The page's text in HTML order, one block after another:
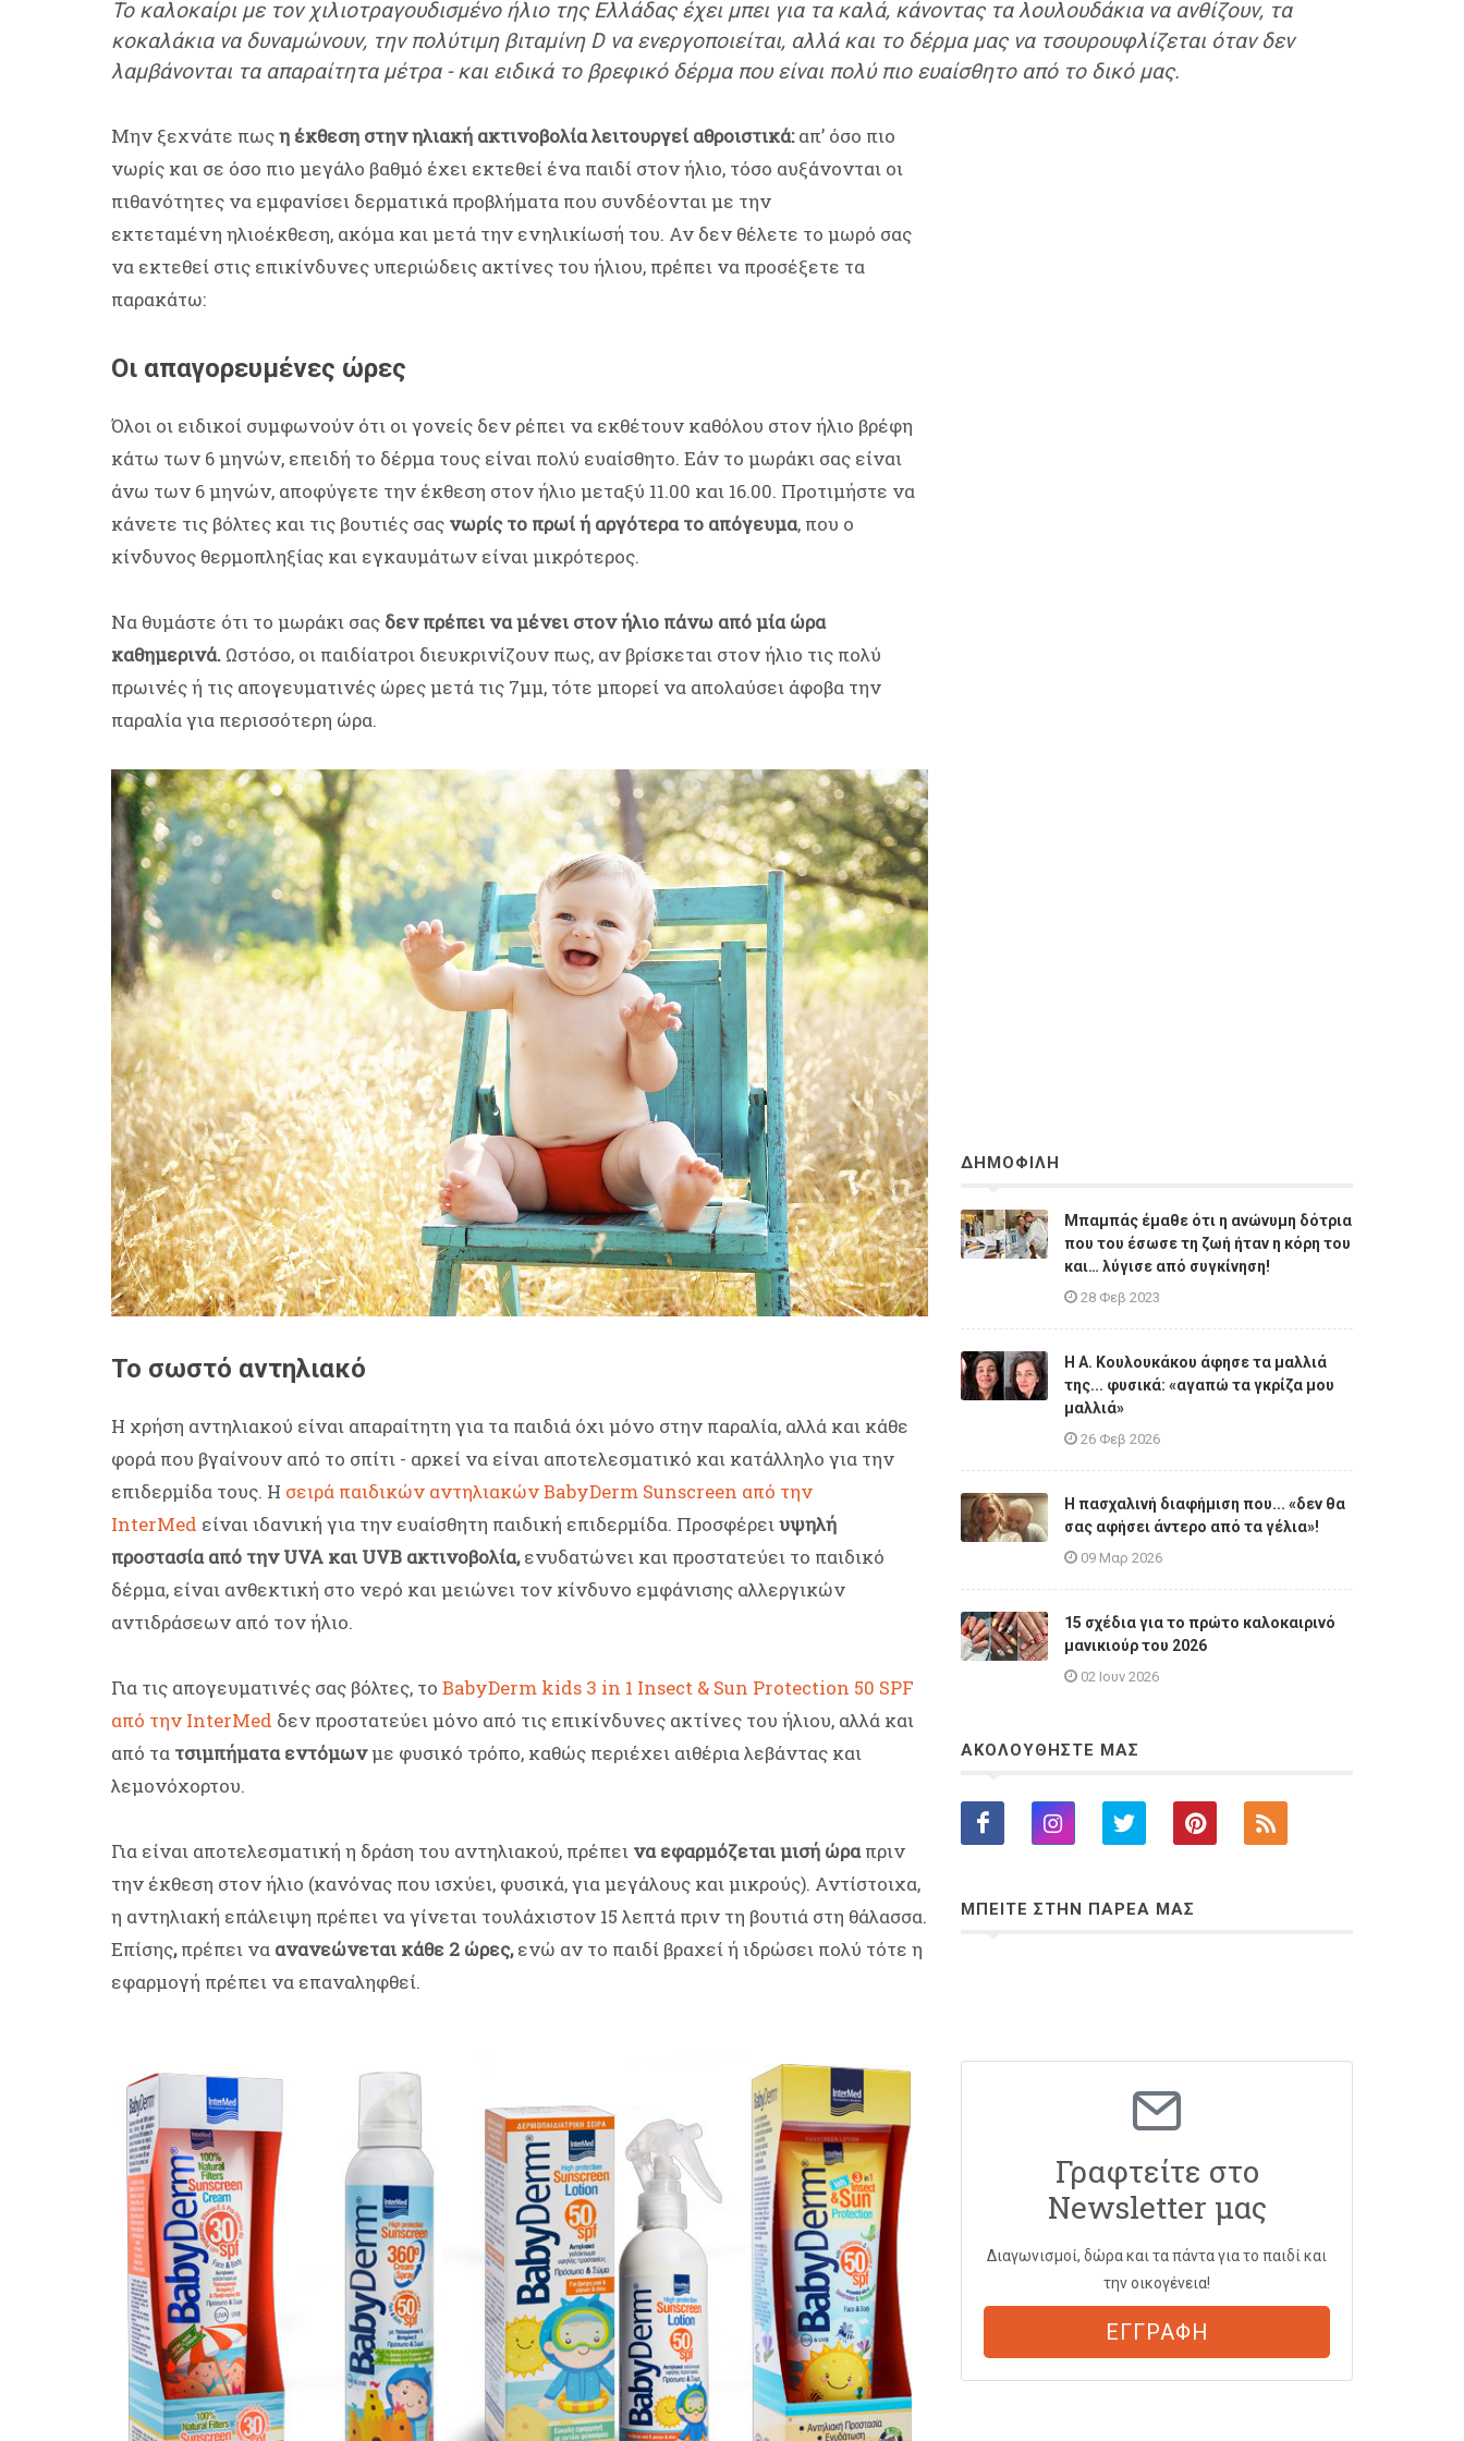
Το καλοκαίρι με τον χιλιοτραγουδισμένο ήλιο της Ελλάδας έχει μπει για τα καλά, κάνοντας τα λουλουδάκια να ανθίζουν, τα
κοκαλάκια να δυναμώνουν, την πολύτιμη βιταμίνη D να ενεργοποιείται, αλλά και το δέρμα μας να τσουρουφλίζεται όταν δεν
λαμβάνονται τα απαραίτητα μέτρα - και ειδικά το βρεφικό δέρμα που είναι πολύ πιο ευαίσθητο από το δικό μας.
Μην ξεχνάτε πωςη έκθεση στην ηλιακή ακτινοβολία λειτουργεί αθροιστικά:απ’ όσο πιο
νωρίς και σε όσο πιο μεγάλο βαθμό έχει εκτεθεί ένα παιδί στον ήλιο, τόσο αυξάνονται οι
πιθανότητες να εμφανίσει δερματικά προβλήματα που συνδέονται με την
εκτεταμένη ηλιοέκθεση, ακόμα και μετά την ενηλικίωσή του. Αν δεν θέλετε το μωρό σας
να εκτεθεί στις επικίνδυνες υπεριώδεις ακτίνες του ήλιου, πρέπει να προσέξετε τα
παρακάτω:
Οι απαγορευμένες ώρες
Όλοι οι ειδικοί συμφωνούν ότι οι γονείς δεν ρέπει να εκθέτουν καθόλου στον ήλιο βρέφη
κάτω των 6 μηνών, επειδή το δέρμα τους είναι πολύ ευαίσθητο. Εάν το μωράκι σας είναι
άνω των 6 μηνών, αποφύγετε την έκθεση στον ήλιο μεταξύ 11.00 και 16.00. Προτιμήστε να
κάνετε τις βόλτες και τις βουτιές σας νωρίς το πρωί ή αργότερα το απόγευμα, που ο
κίνδυνος θερμοπληξίας και εγκαυμάτων είναι μικρότερος.
Να θυμάστε ότι το μωράκι σας δεν πρέπει να μένει στον ήλιο πάνω από μία ώρα
καθημερινά. Ωστόσο, οι παιδίατροι διευκρινίζουν πως, αν βρίσκεται στον ήλιο τις πολύ
πρωινές ή τις απογευματινές ώρες μετά τις 7μμ, τότε μπορεί να απολαύσει άφοβα την
παραλία για περισσότερη ώρα.
Το σωστό αντηλιακό
Η χρήση αντηλιακού είναι απαραίτητη για τα παιδιά όχι μόνο στην παραλία, αλλά και κάθε
φορά που βγαίνουν από το σπίτι - αρκεί να είναι αποτελεσματικό και κατάλληλο για την
επιδερμίδα τους. Η σειρά παιδικών αντηλιακών BabyDerm Sunscreen από την
InterMed είναι ιδανική για την ευαίσθητη παιδική επιδερμίδα. Προσφέρειυψηλή
προστασία από την UVA και UVB ακτινοβολία,ενυδατώνει και προστατεύει το παιδικό
δέρμα, είναι ανθεκτική στο νερό και μειώνει τον κίνδυνο εμφάνισης αλλεργικών
αντιδράσεων από τον ήλιο.
Για τις απογευματινές σας βόλτες, το BabyDerm kids 3 in 1 Insect & Sun Protection 50 SPF
από την InterMed δεν προστατεύει μόνο από τις επικίνδυνες ακτίνες του ήλιου, αλλά και
από τα τσιμπήματα εντόμωνμε φυσικό τρόπο, καθώς περιέχει αιθέρια λεβάντας και
λεμονόχορτου.
Για είναι αποτελεσματική η δράση του αντηλιακού, πρέπει να εφαρμόζεται μισή ώραπριν
την έκθεση στον ήλιο (κανόνας που ισχύει, φυσικά, για μεγάλους και μικρούς). Αντίστοιχα,
η αντηλιακή επάλειψη πρέπει να γίνεται τουλάχιστον 15 λεπτά πριν τη βουτιά στη θάλασσα.
Επίσης,πρέπει να ανανεώνεται κάθε 2 ώρες,ενώ αν το παιδί βραχεί ή ιδρώσει πολύ τότε η
εφαρμογή πρέπει να επαναληφθεί.
ΔΗΜΟΦΙΛΗ
Μπαμπάς έμαθε ότι η ανώνυμη δότρια
που του έσωσε τη ζωή ήταν η κόρη του
και… λύγισε από συγκίνηση!
28 Φεβ 2023
Η A. Κουλουκάκου άφησε τα μαλλιά
της... φυσικά: «αγαπώ τα γκρίζα μου
μαλλιά»
26 Φεβ 2026
Η πασχαλινή διαφήμιση που... «δεν θα
σας αφήσει άντερο από τα γέλια»!
09 Μαρ 2026
15 σχέδια για το πρώτο καλοκαιρινό
μανικιούρ του 2026
02 Ιουν 2026
ΑΚΟΛΟΥΘΗΣΤΕ ΜΑΣ
ΜΠΕΙΤΕ ΣΤΗΝ ΠΑΡΕΑ ΜΑΣ
Γραφτείτε στο
Newsletter μας
Διαγωνισμοί, δώρα και τα πάντα για το παιδί και
την οικογένεια!
ΕΓΓΡΑΦΗ